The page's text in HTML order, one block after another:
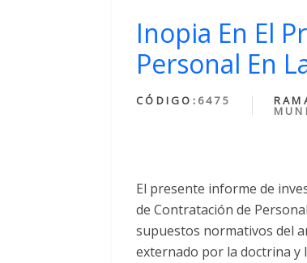
Inopia En El
Personal En
CÓDIGO: 6475
El presente informe de
de Contratación de
supuestos normativos del
externado por la doctrina y